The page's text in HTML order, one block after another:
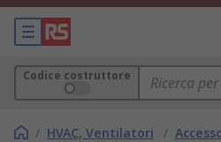
Codice costruttore
/ HVAC, Ventilatori
/